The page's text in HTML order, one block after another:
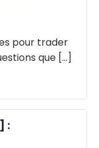
pour trader
que [...]
: